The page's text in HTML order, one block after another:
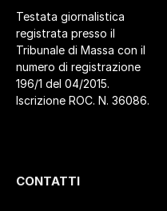
Testata giornalistica
registrata presso il
Tribunale di Massa con il
numero di registrazione
196/1 del 04/2015.
Iscrizione ROC. N. 36086.
CONTATTI